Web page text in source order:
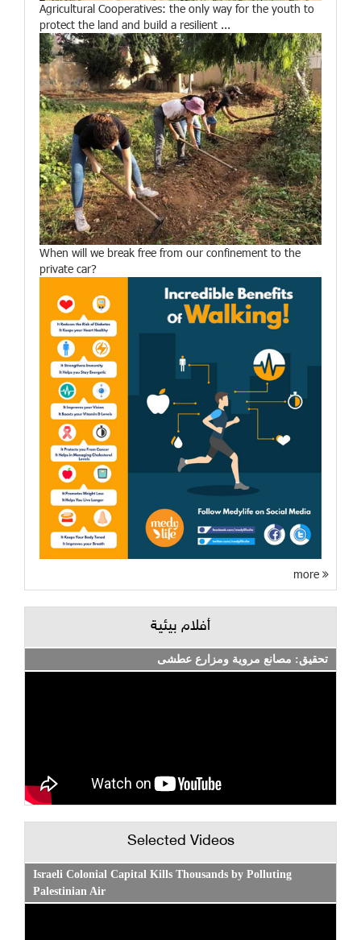
Agricultural Cooperatives: the only way for the youth to
protect the land and build a resilient ...
When will we break free from our confinement to the
private car?
أفلام بيئية
تحقيق: مصانع مروية ومزارع عطشى
Selected Videos
Israeli Colonial Capital Kills Thousands by Polluting
Palestinian Air